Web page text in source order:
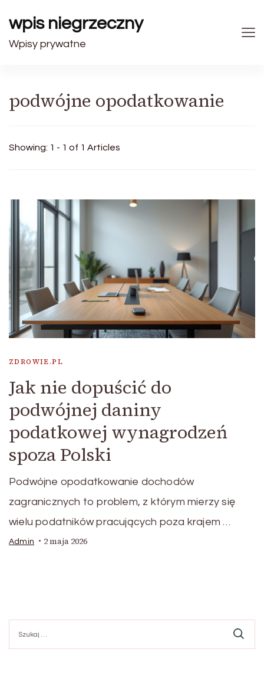
wpis niegrzeczny
Wpisy prywatne
podwójne opodatkowanie
Showing: 1 - 1 of 1 Articles
ZDROWIE.PL
Jak nie dopuścić do
podwójnej daniny
podatkowej wynagrodzeń
spoza Polski
Podwójne opodatkowanie dochodów
zagranicznych to problem, z którym mierzy się
wielu podatników pracujących poza krajem …
Admin 2 maja 2026